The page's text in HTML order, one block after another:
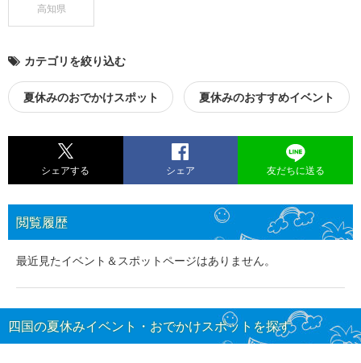
高知県
カテゴリを絞り込む
夏休みのおでかけスポット 夏休みのおすすめイベント
シェアする シェア 友だちに送る
閲覧履歴
最近見たイベント＆スポットページはありません。
四国の夏休みイベント・おでかけスポットを探す